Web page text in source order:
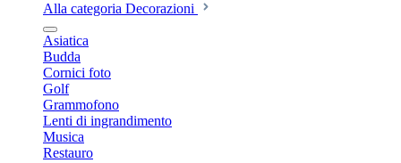
Alla categoria Decorazioni
Asiatica
Budda
Cornici foto
Golf
Grammofono
Lenti di ingrandimento
Musica
Restauro